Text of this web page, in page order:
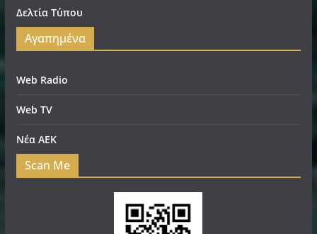
Δελτία Τύπου
Αγαπημένα
Web Radio
Web TV
Νέα ΑΕΚ
Scan Me